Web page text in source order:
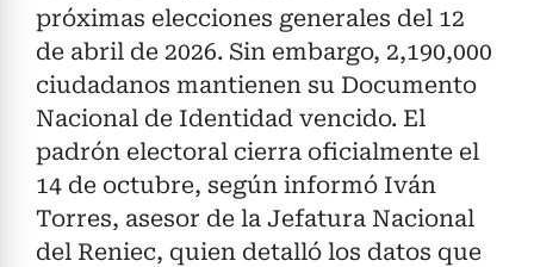
próximas elecciones generales del 12
de abril de 2026. Sin embargo, 2,190,000
ciudadanos mantienen su Documento
Nacional de Identidad vencido. El
padrón electoral cierra oficialmente el
14 de octubre, según informó Iván
Torres, asesor de la Jefatura Nacional
del Reniec, quien detalló los datos que